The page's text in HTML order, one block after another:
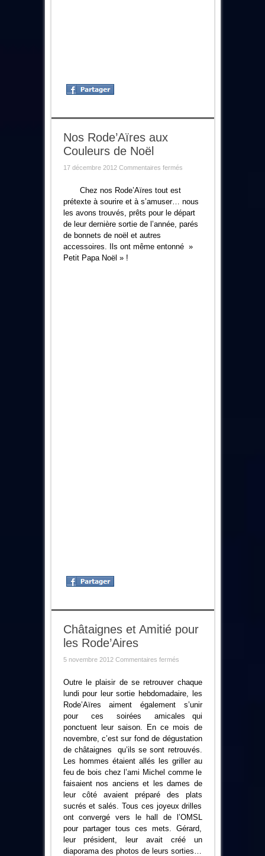
Nos Rode’Aïres aux
Couleurs de Noël
17 décembre 2012 Commentaires ferméssur
de
Noël
Chez nos Rode’Aïres tout est
prétexte à sourire et à s’amuser… nous
les avons trouvés, prêts pour le départ
de leur dernière sortie de l’année, parés
de bonnets de noël et autres
accessoires. Ils ont même entonné »
Petit Papa Noël » !
Châtaignes et Amitié pour
les Rode’Aires
5 novembre 2012 Commentaires ferméssur
Amitié
les
Rode’Aires
Outre le plaisir de se retrouver chaque
lundi pour leur sortie hebdomadaire, les
Rode’Aïres aiment également s’unir
pour ces soirées amicales qui
ponctuent leur saison. En ce mois de
novembre, c’est sur fond de dégustation
de châtaignes qu’ils se sont retrouvés.
Les hommes étaient allés les griller au
feu de bois chez l’ami Michel comme le
faisaient nos anciens et les dames de
leur côté avaient préparé des plats
sucrés et salés. Tous ces joyeux drilles
ont convergé vers le hall de l’OMSL
pour partager tous ces mets. Gérard,
leur président, leur avait créé un
diaporama des photos de leurs sorties…